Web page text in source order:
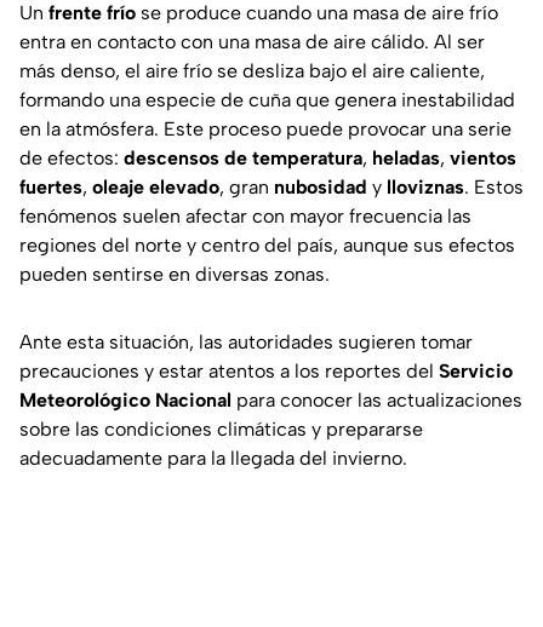
Un frente frío se produce cuando una masa de aire frío
entra en contacto con una masa de aire cálido. Al ser
más denso, el aire frío se desliza bajo el aire caliente,
formando una especie de cuña que genera inestabilidad
en la atmósfera. Este proceso puede provocar una serie
de efectos: descensos de temperatura, heladas, vientos
fuertes, oleaje elevado, gran nubosidad y lloviznas. Estos
fenómenos suelen afectar con mayor frecuencia las
regiones del norte y centro del país, aunque sus efectos
pueden sentirse en diversas zonas.
Ante esta situación, las autoridades sugieren tomar
precauciones y estar atentos a los reportes del Servicio
Meteorológico Nacional para conocer las actualizaciones
sobre las condiciones climáticas y prepararse
adecuadamente para la llegada del invierno.